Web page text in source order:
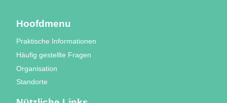
Hoofdmenu
Praktische Informationen
Häufig gestellte Fragen
Organisation
Standorte